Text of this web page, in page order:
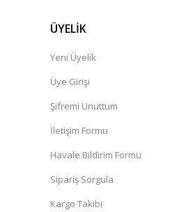
ÜYELİK
Yeni Üyelik
Üye Girişi
Şifremi Unuttum
İletişim Formu
Havale Bildirim Formu
Sipariş Sorgula
Kargo Takibi